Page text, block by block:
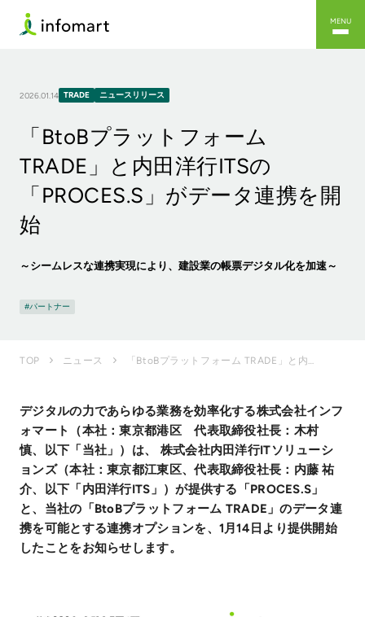
MENU
2026.01.14 TRADE ニュースリリース
「BtoBプラットフォーム
TRADE」と内田洋行ITSの
「PROCES.S」がデータ連携を開
始
～シームレスな連携実現により、建設業の帳票デジタル化を加速～
パートナー
TOP ニュース
デジタルの力であらゆる業務を効率化する株式会社インフ
ォマート（本社：東京都港区 代表取締役社長：木村
慎、以下「当社」）は、 株式会社内田洋行ITソリューシ
ョンズ（本社：東京都江東区、代表取締役社長：内藤 祐
介、以下「内田洋行ITS」）が提供する「PROCES.S」
と、当社の「BtoBプラットフォーム TRADE」のデータ連
携を可能とする連携オプションを、1月14日より提供開始
したことをお知らせします。